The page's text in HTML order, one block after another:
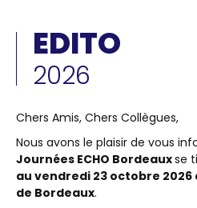
EDITO
2026
Text
Chers Amis, Chers Collègues,
Nous avons le plaisir de vous
Journées ECHO Bordeauxse
au vendredi 23 octobre 2026
de Bordeaux.